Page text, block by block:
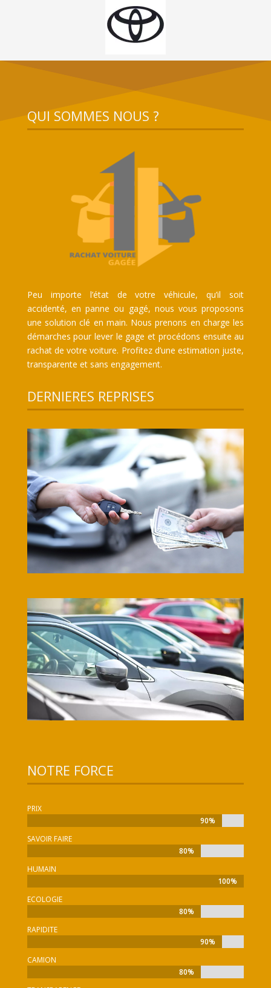
QUI SOMMES NOUS ?
Peu importe l’état de votre véhicule, qu’il soit
accidenté, en panne ou gagé, nous vous proposons
une solution clé en main. Nous prenons en charge les
démarches pour lever le gage et procédons ensuite au
rachat de votre voiture. Profitez d’une estimation juste,
transparente et sans engagement.
DERNIERES REPRISES
NOTRE FORCE
PRIX
90%
90%
SAVOIR FAIRE
80%
80%
HUMAIN
100%
100%
ECOLOGIE
80%
80%
RAPIDITE
90%
90%
CAMION
80%
80%